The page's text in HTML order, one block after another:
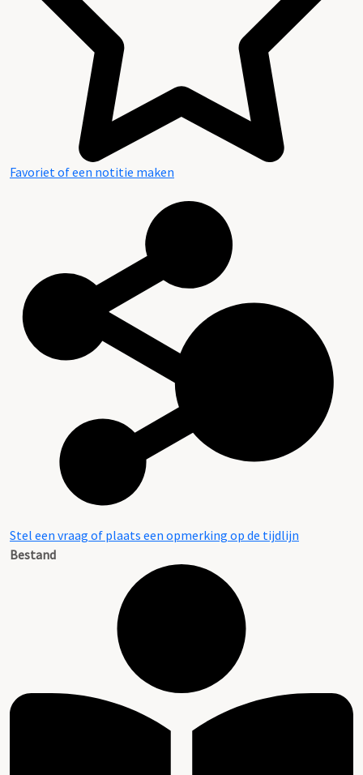
Favoriet of een notitie maken
Stel een vraag of plaats een opmerking op de tijdlijn
Bestand